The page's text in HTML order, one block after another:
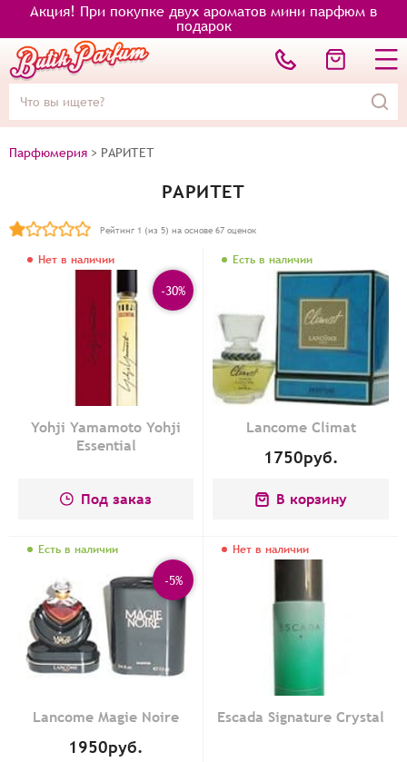
Акция! При покупке двух ароматов мини парфюм в
подарок
Парфюмерия > РАРИТЕТ
РАРИТЕТ
Рейтинг 1 (из 5) на основе 67 оценок
Нет в наличии
-30%
Yohji Yamamoto Yohji
Essential
Под заказ
Есть в наличии
Lancome Climat
1750руб.
В корзину
Есть в наличии
-5%
Lancome Magie Noire
1950руб.
Нет в наличии
Escada Signature Crystal